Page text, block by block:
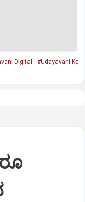
Digital
#Udayavani Ka